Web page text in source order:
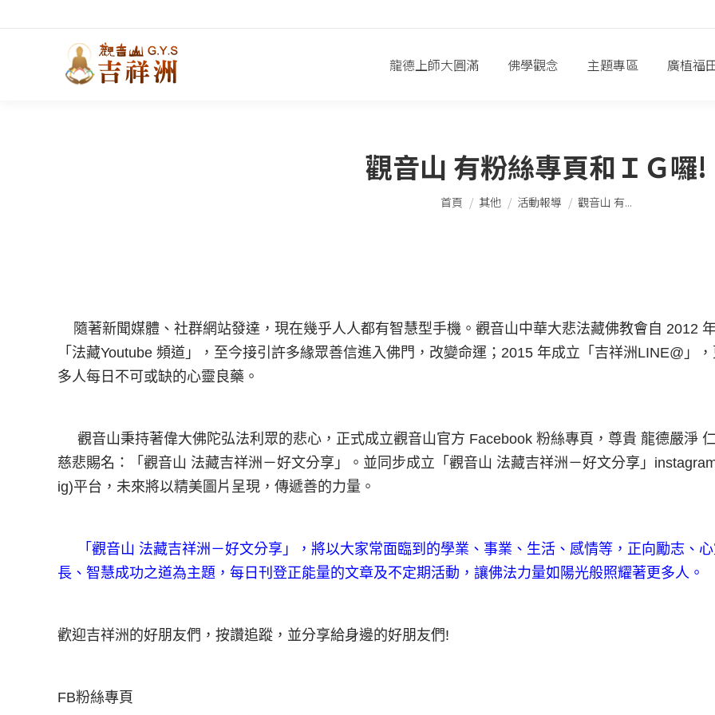
龍德上師大圓滿 佛學觀念 主題專區 廣植福
觀音山 有粉絲專頁和ＩＧ囉!
您在這裡：
首頁 其他 活動報導 觀音山 有...
隨著新聞媒體、社群網站發達，現在幾乎人人都有智慧型手機。觀音山中華大悲法藏佛教會自 2012
「法藏Youtube 頻道」，至今接引許多緣眾善信進入佛門，改變命運；2015 年成立「吉祥洲LINE@」
多人每日不可或缺的心靈良藥。
觀音山秉持著偉大佛陀弘法利眾的悲心，正式成立觀音山官方 Facebook 粉絲專頁，尊貴 龍德嚴淨
慈悲賜名：「觀音山 法藏吉祥洲－好文分享」。並同步成立「觀音山 法藏吉祥洲－好文分享」
ig)平台，未來將以精美圖片呈現，傳遞善的力量。
「觀音山 法藏吉祥洲－好文分享」，將以大家常面臨到的學業、事業、生活、感情等，正向勵志、
長、智慧成功之道為主題，每日刊登正能量的文章及不定期活動，讓佛法力量如陽光般照耀著更多人。
歡迎吉祥洲的好朋友們，按讚追蹤，並分享給身邊的好朋友們!
FB粉絲專頁